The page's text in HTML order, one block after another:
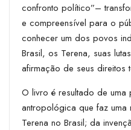
confronto político”–
e compreensível para o
conhecer um dos povos
Brasil, os Terena, suas
afirmação de seus direitos
O livro é resultado de uma
antropológica que faz uma
Terena no Brasil; da